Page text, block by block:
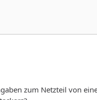
zum Netzteil von